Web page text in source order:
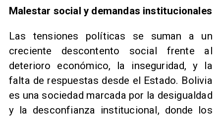
Malestar social y demandas institucionales
Las tensiones políticas se suman a un
creciente descontento social frente al
deterioro económico, la inseguridad, y la
falta de respuestas desde el Estado. Bolivia
es una sociedad marcada por la desigualdad
y la desconfianza institucional, donde los